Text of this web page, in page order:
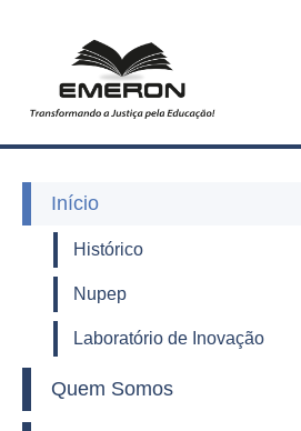
Início
Histórico
Nupep
Laboratório de Inovação
Quem Somos